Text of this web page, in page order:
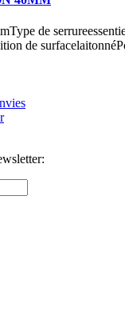
de
de